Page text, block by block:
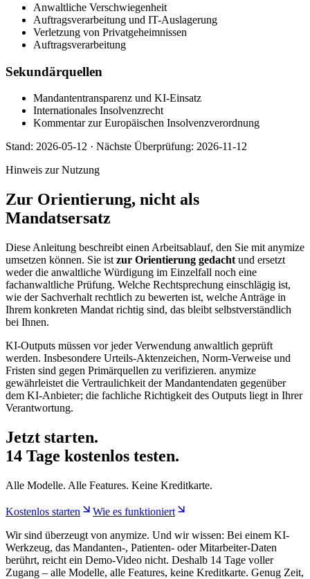
Anwaltliche Verschwiegenheit
Auftragsverarbeitung und IT-Auslagerung
Verletzung von Privatgeheimnissen
Auftragsverarbeitung
Sekundärquellen
Mandantentransparenz und KI-Einsatz
Internationales Insolvenzrecht
Kommentar zur Europäischen Insolvenzverordnung
Stand: 2026-05-12 · Nächste Überprüfung: 2026-11-12
Hinweis zur Nutzung
Zur Orientierung, nicht als
Mandatsersatz
Diese Anleitung beschreibt einen Arbeitsablauf, den Sie mit anymize
umsetzen können. Sie ist zur Orientierung gedacht und ersetzt
weder die anwaltliche Würdigung im Einzelfall noch eine
fachanwaltliche Prüfung. Welche Rechtsprechung einschlägig ist,
wie der Sachverhalt rechtlich zu bewerten ist, welche Anträge in
Ihrem konkreten Mandat richtig sind, das bleibt selbstverständlich
bei Ihnen.
KI-Outputs müssen vor jeder Verwendung anwaltlich geprüft
werden. Insbesondere Urteils-Aktenzeichen, Norm-Verweise und
Fristen sind gegen Primärquellen zu verifizieren. anymize
gewährleistet die Vertraulichkeit der Mandantendaten gegenüber
dem KI-Anbieter; die fachliche Richtigkeit des Outputs liegt in Ihrer
Verantwortung.
Jetzt starten.
14 Tage kostenlos testen.
Alle Modelle. Alle Features. Keine Kreditkarte.
Kostenlos starten
Wie es funktioniert
Wir sind überzeugt von anymize. Und wir wissen: Bei einem KI-
Werkzeug, das Mandanten-, Patienten- oder Mitarbeiter-Daten
berührt, reicht ein Demo-Video nicht. Deshalb 14 Tage voller
Zugang – alle Modelle, alle Features, keine Kreditkarte. Genug Zeit,